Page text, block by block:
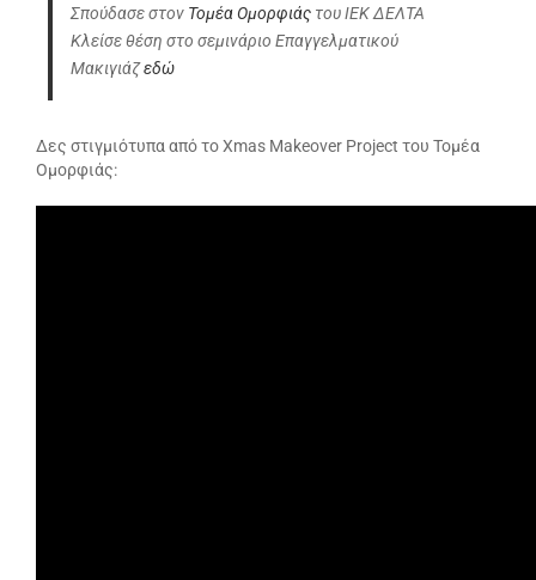
Σπούδασε στον Τομέα Ομορφιάς του ΙΕΚ ΔΕΛΤΑ
Κλείσε θέση στο σεμινάριο Επαγγελματικού
Μακιγιάζεδώ
Δες στιγμιότυπα από το Xmas Makeover Project του Τομέα
Ομορφιάς: